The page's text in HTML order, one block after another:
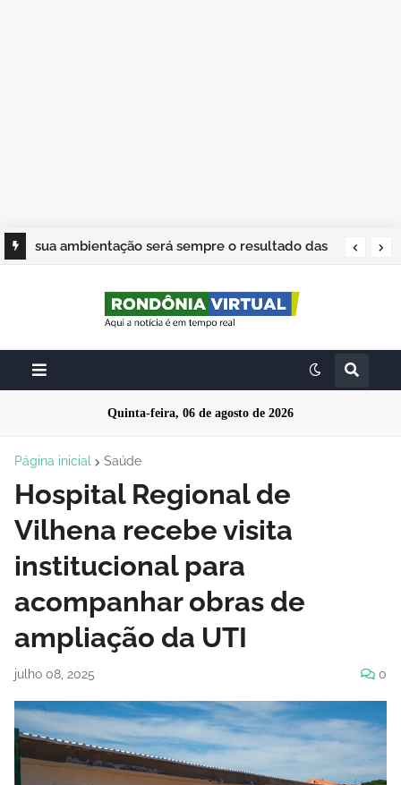
sua ambientação será sempre o resultado das
Quinta-feira, 06 de agosto de 2026
Página inicial Saúde
Hospital Regional de
Vilhena recebe visita
institucional para
acompanhar obras de
ampliação da UTI
julho 08, 2025 0